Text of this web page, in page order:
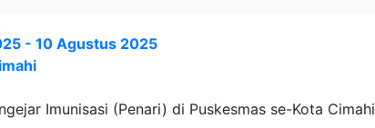
- 10 Agustus 2025
Imunisasi (Penari) di Puskesmas se-Kota Cimahi